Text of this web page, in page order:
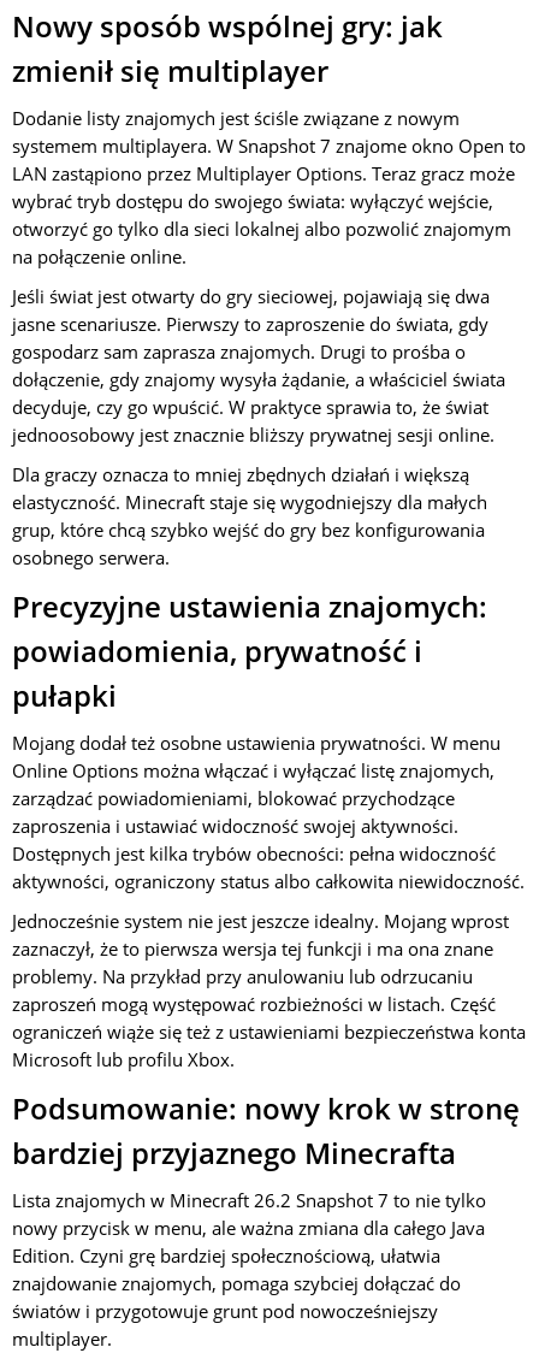
Nowy sposób wspólnej gry: jak
zmienił się multiplayer
Dodanie listy znajomych jest ściśle związane z nowym
systemem multiplayera. W Snapshot 7 znajome okno Open to
LAN zastąpiono przez Multiplayer Options. Teraz gracz może
wybrać tryb dostępu do swojego świata: wyłączyć wejście,
otworzyć go tylko dla sieci lokalnej albo pozwolić znajomym
na połączenie online.
Jeśli świat jest otwarty do gry sieciowej, pojawiają się dwa
jasne scenariusze. Pierwszy to zaproszenie do świata, gdy
gospodarz sam zaprasza znajomych. Drugi to prośba o
dołączenie, gdy znajomy wysyła żądanie, a właściciel świata
decyduje, czy go wpuścić. W praktyce sprawia to, że świat
jednoosobowy jest znacznie bliższy prywatnej sesji online.
Dla graczy oznacza to mniej zbędnych działań i większą
elastyczność. Minecraft staje się wygodniejszy dla małych
grup, które chcą szybko wejść do gry bez konfigurowania
osobnego serwera.
Precyzyjne ustawienia znajomych:
powiadomienia, prywatność i
pułapki
Mojang dodał też osobne ustawienia prywatności. W menu
Online Options można włączać i wyłączać listę znajomych,
zarządzać powiadomieniami, blokować przychodzące
zaproszenia i ustawiać widoczność swojej aktywności.
Dostępnych jest kilka trybów obecności: pełna widoczność
aktywności, ograniczony status albo całkowita niewidoczność.
Jednocześnie system nie jest jeszcze idealny. Mojang wprost
zaznaczył, że to pierwsza wersja tej funkcji i ma ona znane
problemy. Na przykład przy anulowaniu lub odrzucaniu
zaproszeń mogą występować rozbieżności w listach. Część
ograniczeń wiąże się też z ustawieniami bezpieczeństwa konta
Microsoft lub profilu Xbox.
Podsumowanie: nowy krok w stronę
bardziej przyjaznego Minecrafta
Lista znajomych w Minecraft 26.2 Snapshot 7 to nie tylko
nowy przycisk w menu, ale ważna zmiana dla całego Java
Edition. Czyni grę bardziej społecznościową, ułatwia
znajdowanie znajomych, pomaga szybciej dołączać do
światów i przygotowuje grunt pod nowocześniejszy
multiplayer.